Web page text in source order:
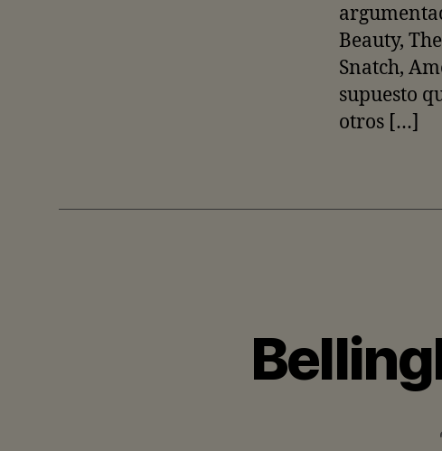
Beauty,
Snatch,
supuesto
otros […]